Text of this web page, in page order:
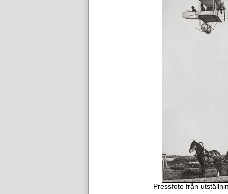
Pressfoto från